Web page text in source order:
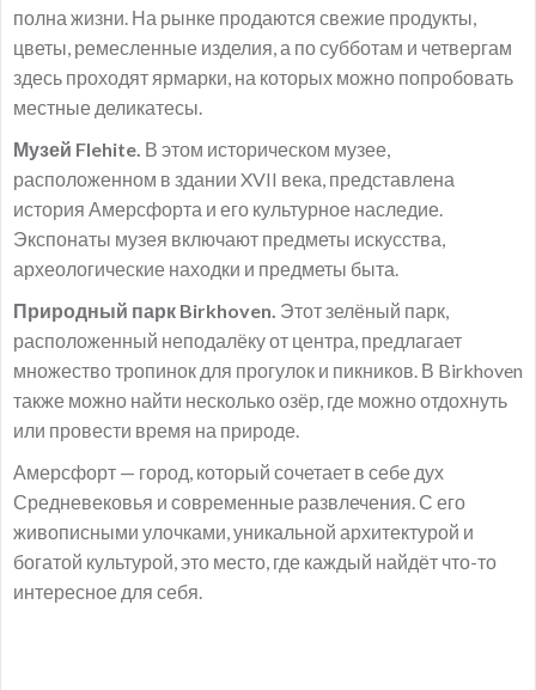
полна жизни. На рынке продаются свежие продукты,
цветы, ремесленные изделия, а по субботам и четвергам
здесь проходят ярмарки, на которых можно попробовать
местные деликатесы.
Музей Flehite. В этом историческом музее,
расположенном в здании XVII века, представлена
история Амерсфорта и его культурное наследие.
Экспонаты музея включают предметы искусства,
археологические находки и предметы быта.
Природный парк Birkhoven. Этот зелёный парк,
расположенный неподалёку от центра, предлагает
множество тропинок для прогулок и пикников. В Birkhoven
также можно найти несколько озёр, где можно отдохнуть
или провести время на природе.
Амерсфорт — город, который сочетает в себе дух
Средневековья и современные развлечения. С его
живописными улочками, уникальной архитектурой и
богатой культурой, это место, где каждый найдёт что-то
интересное для себя.